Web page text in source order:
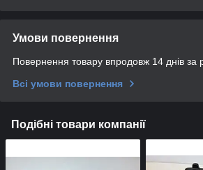
Умови повернення
Повернення товару впродовж 14 днів за
Всі умови повернення
Подібні товари компанії